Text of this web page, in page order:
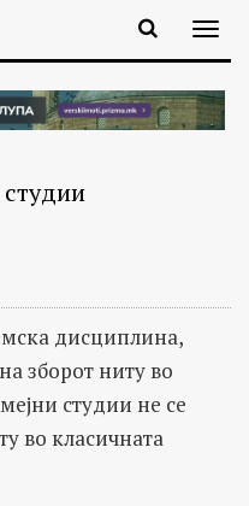
студии
дисциплина,
зборот ниту во
студии не се
во класичната